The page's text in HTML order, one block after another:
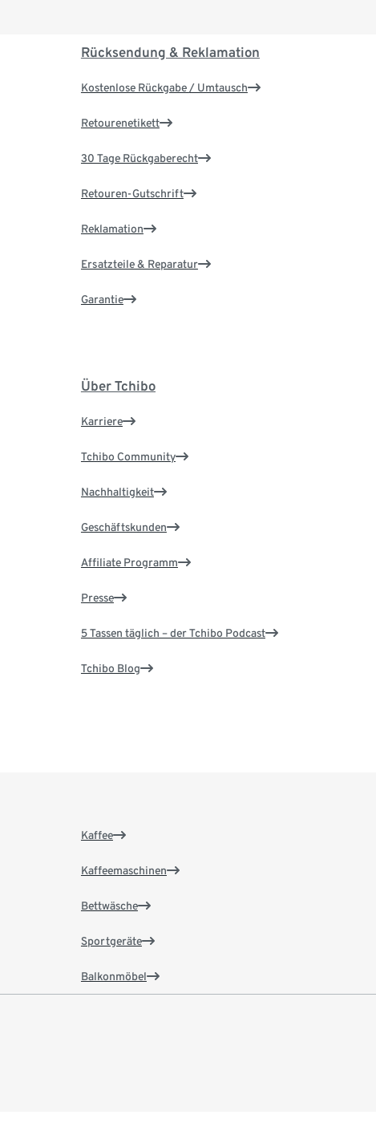
Rücksendung & Reklamation
Kostenlose Rückgabe / Umtausch
Retourenetikett
30 Tage Rückgaberecht
Retouren-Gutschrift
Reklamation
Ersatzteile & Reparatur
Garantie
Über Tchibo
Karriere
Tchibo Community
Nachhaltigkeit
Geschäftskunden
Affiliate Programm
Presse
5 Tassen täglich – der Tchibo Podcast
Tchibo Blog
Kaffee
Kaffeemaschinen
Bettwäsche
Sportgeräte
Balkonmöbel